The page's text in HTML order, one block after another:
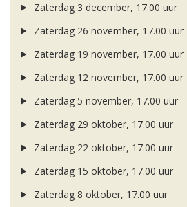
Zaterdag 3 december, 17.00 uur
Zaterdag 26 november, 17.00 uur
Zaterdag 19 november, 17.00 uur
Zaterdag 12 november, 17.00 uur
Zaterdag 5 november, 17.00 uur
Zaterdag 29 oktober, 17.00 uur
Zaterdag 22 oktober, 17.00 uur
Zaterdag 15 oktober, 17.00 uur
Zaterdag 8 oktober, 17.00 uur